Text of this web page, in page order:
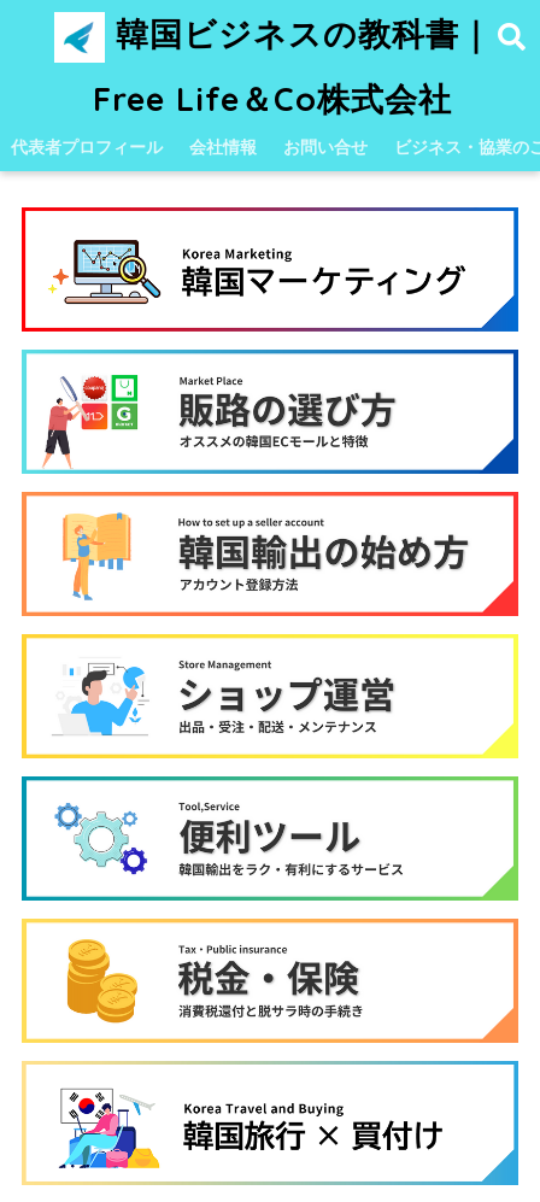
韓国ビジネスの教科書｜
Free Life＆Co株式会社
代表者プロフィール 会社情報 お問い合せ ビジネス・協業の